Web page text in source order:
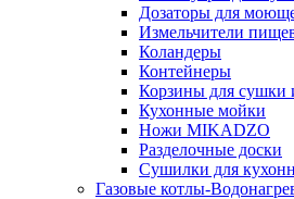
Дозаторы для
Измельчители
Коландеры
Контейнеры
Корзины для сушки
Кухонные мойки
Ножи MIKADZO
Разделочные доски
Сушилки для
Газовые котлы-